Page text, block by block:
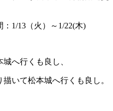
1/13（火）～1/22(木)
へ行くも良し、
いて松本城へ行くも良し。